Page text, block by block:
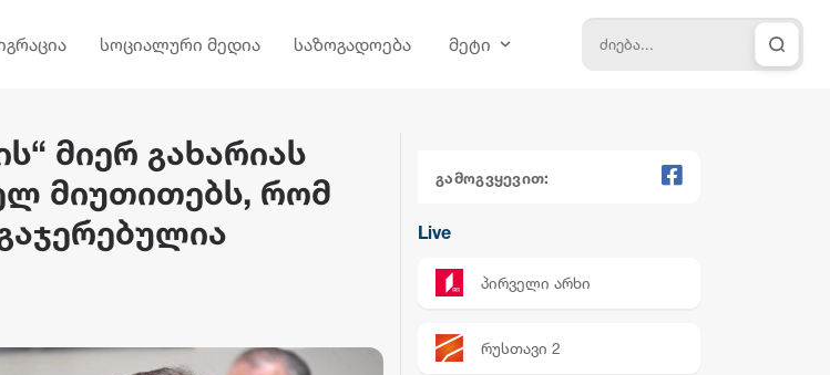
სოციალური მედია საზოგადოება მეტი
მიერ გახარიას
მიუთითებს, რომ
გამოგვყევით:
Live
პირველი არხი
რუსთავი 2